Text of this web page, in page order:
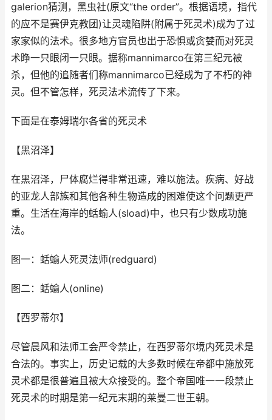
galerion猜测，黑虫社(原文“the order”。根据语境，指代
的应不是赛伊克教团)让灵魂陷阱(附属于死灵术)成为了过
家家似的法术。很多地方官员也出于恐惧或贪婪而对死灵
术睁一只眼闭一只眼。据称mannimarco在第三纪元被
杀，但他的追随者们称mannimarco已经成为了不朽的神
灵。但不管怎样，死灵法术流传了下来。
下面是在泰姆瑞尔各省的死灵术
【黑沼泽】
在黑沼泽，尸体腐烂得非常迅速，难以施法。疾病、好战
的亚龙人部族和其他各种生物造成的困难使这个问题更严
重。生活在海岸的蛞蝓人(sload)中，也只有少数成功施
法。
图一：蛞蝓人死灵法师(redguard)
图二：蛞蝓人(online)
【西罗蒂尔】
尽管晨风和法师工会严令禁止，在西罗蒂尔境内死灵术是
合法的。事实上，历史记载的大多数时候在帝都中施放死
灵术都是很普遍且被大众接受的。整个帝国唯一一段禁止
死灵术的时期是第一纪元末期的莱曼二世王朝。